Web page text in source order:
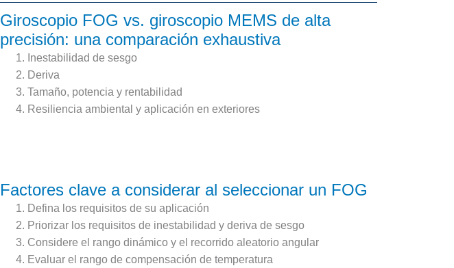
Giroscopio FOG vs. giroscopio MEMS de alta
precisión: una comparación exhaustiva
Inestabilidad de sesgo
Deriva
Tamaño, potencia y rentabilidad
Resiliencia ambiental y aplicación en exteriores
Factores clave a considerar al seleccionar un FOG
Defina los requisitos de su aplicación
Priorizar los requisitos de inestabilidad y deriva de sesgo
Considere el rango dinámico y el recorrido aleatorio angular
Evaluar el rango de compensación de temperatura